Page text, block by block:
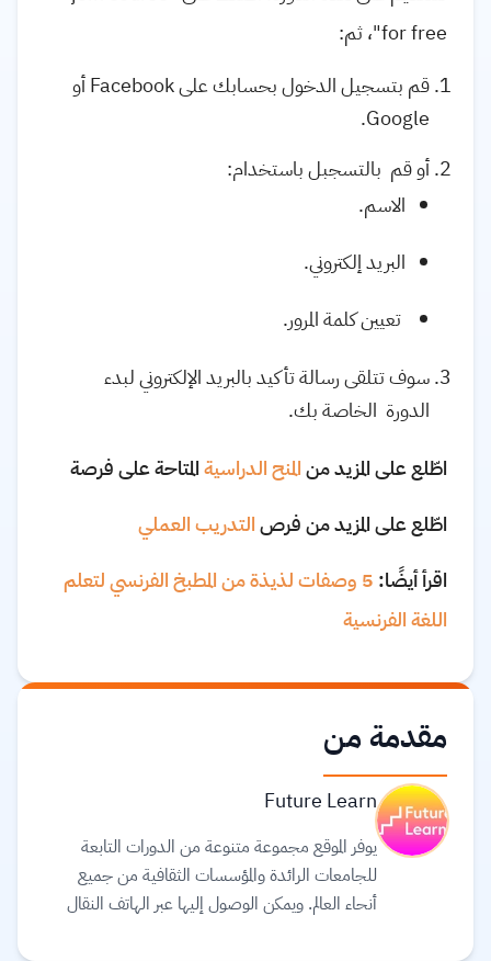
for free"، ثم:
قم بتسجيل الدخول بحسابك على Facebook أو
Google.
أو قم بالتسجبل باستخدام:
الاسم.
البريد إلكتروني.
تعيين كلمة المرور.
سوف تتلقى رسالة تأكيد بالبريد الإلكتروني لبدء
الدورة الخاصة بك.
اطّلع على المزيد منالمنح الدراسيةالمتاحة على فرصة
اطّلع على المزيد من فرصالتدريب العملي
اقرأ أيضًا:
5 وصفات لذيذة من المطبخ الفرنسي لتعلم
اللغة الفرنسية
مقدمة من
Future Learn
يوفر الموقع مجموعة متنوعة من الدورات التابعة
للجامعات الرائدة والمؤسسات الثقافية من جميع
أنحاء العالم. ويمكن الوصول إليها عبر الهاتف النقال